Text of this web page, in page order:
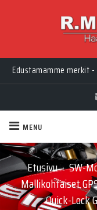
Edustamamme merkit -
MENU
Etusivu › SW-
Mallikohtaiset
Quick-Lock